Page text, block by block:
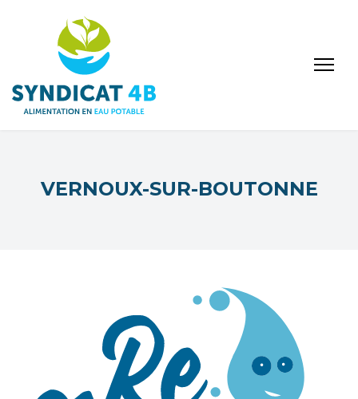
VERNOUX-SUR-BOUTONNE